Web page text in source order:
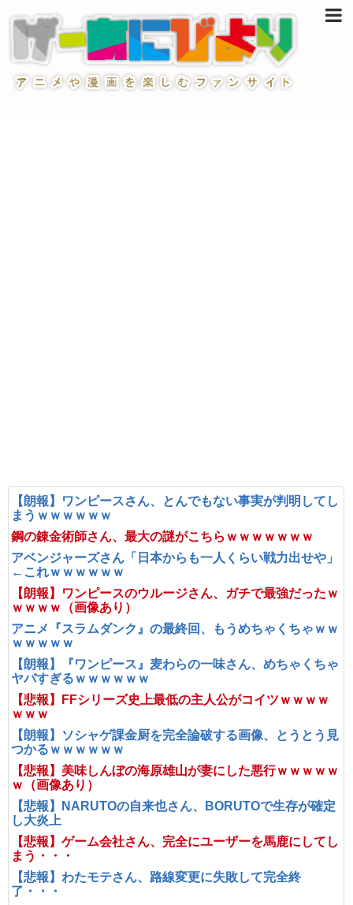
【朗報】ワンピースさん、とんでもない事実が判明してし
まうｗｗｗｗｗｗ
鋼の錬金術師さん、最大の謎がこちらｗｗｗｗｗｗｗ
アベンジャーズさん「日本からも一人くらい戦力出せや」
←これｗｗｗｗｗｗ
【朗報】ワンピースのウルージさん、ガチで最強だったｗ
ｗｗｗｗ（画像あり）
アニメ『スラムダンク』の最終回、もうめちゃくちゃｗｗ
ｗｗｗｗｗ
【朗報】『ワンピース』麦わらの一味さん、めちゃくちゃ
ヤバすぎるｗｗｗｗｗｗ
【悲報】FFシリーズ史上最低の主人公がコイツｗｗｗｗ
ｗｗｗ
【朗報】ソシャゲ課金厨を完全論破する画像、とうとう見
つかるｗｗｗｗｗｗ
【悲報】美味しんぼの海原雄山が妻にした悪行ｗｗｗｗｗ
ｗ（画像あり）
【悲報】NARUTOの自来也さん、BORUTOで生存が確定
し大炎上
【悲報】ゲーム会社さん、完全にユーザーを馬鹿にしてし
まう・・・
【悲報】わたモテさん、路線変更に失敗して完全終
了・・・